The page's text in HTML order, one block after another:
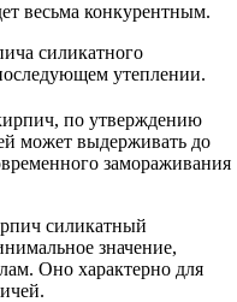
весьма конкурентным.
силикатного
утеплении.
по утверждению
может выдерживать до
замораживания
силикатный
значение,
Оно характерно для